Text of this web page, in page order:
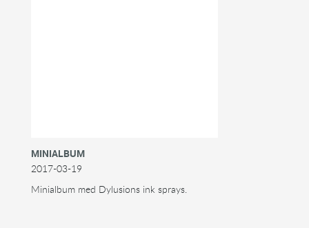
MINIALBUM
2017-03-19
Minialbum med Dylusions ink sprays.